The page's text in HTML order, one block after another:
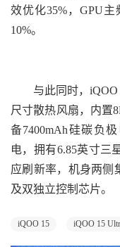
效优化35%，GPU
10%。
与此同时，iQOO
尺寸散热风扇，内置
备7400mAh硅碳负
电，拥有6.85英寸三
应刷新率，机身两侧
及双独立控制芯片。
iQOO 15 iQOO 15